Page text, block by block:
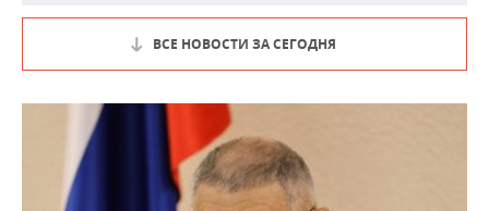
ВСЕ НОВОСТИ ЗА СЕГОДНЯ